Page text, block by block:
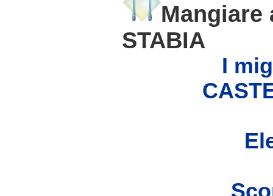
Mangiare
STABIA
I